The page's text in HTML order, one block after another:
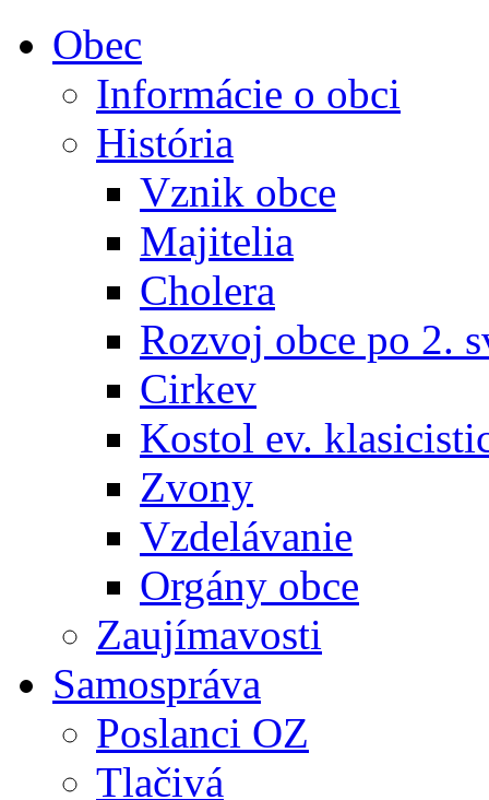
Obec
Informácie o obci
História
Vznik obce
Majitelia
Cholera
Rozvoj obce po 2.
Cirkev
Kostol ev.
Zvony
Vzdelávanie
Orgány obce
Zaujímavosti
Samospráva
Poslanci OZ
Tlačivá